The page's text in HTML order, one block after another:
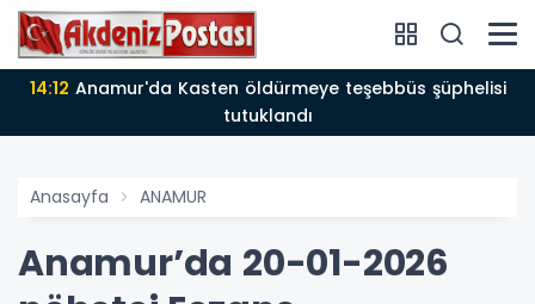
14:12
tutuklandı
Anasayfa ANAMUR
Anamur’da 20-01-2026